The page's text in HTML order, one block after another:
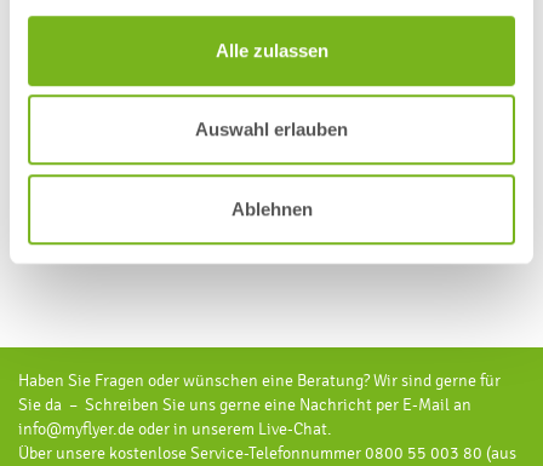
Alle zulassen
Auswahl erlauben
Ablehnen
Bestimmen Sie Ihre Liefer- und Rechnungsadresse und wählen
Sie eine Zahlart aus. Sie haben die Möglichkeit noch einmal Ihre
8. Daten hochladen
Druckdaten einfach & bequem hochladen. (Bitte beachten Sie die
Haben Sie Fragen oder wünschen eine Beratung? Wir sind gerne für
Sie da – Schreiben Sie uns gerne eine Nachricht per E-Mail an
info@myflyer.de oder in unserem Live-Chat.
Über unsere kostenlose Service-Telefonnummer 0800 55 003 80 (aus